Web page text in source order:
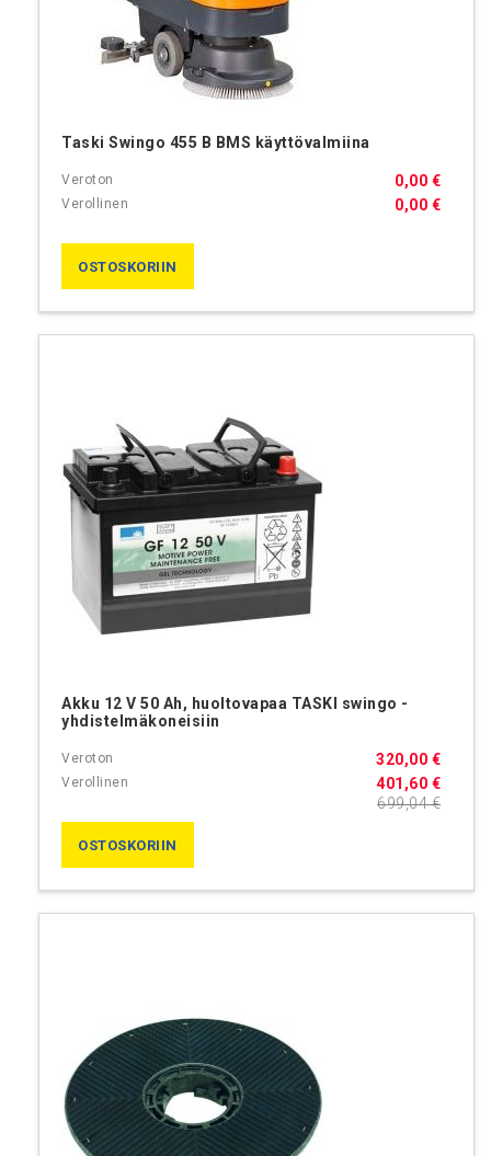
Taski Swingo 455 B BMS käyttövalmiina
0,00 €
0,00 €
OSTOSKORIIN
Akku 12 V 50 Ah, huoltovapaa TASKI swingo -
yhdistelmäkoneisiin
401,60 €
320,00 €
699,04 €
OSTOSKORIIN